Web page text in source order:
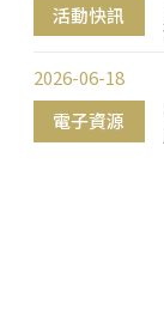
活動快訊
電子資源
2026-06-18